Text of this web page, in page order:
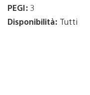
PEGI: 3
Disponibilità: Tutti